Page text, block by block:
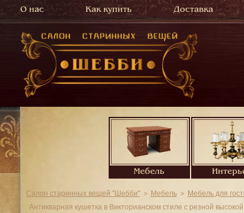
О нас Как купить Доставка
Мебель
Салон старинных вещей "Шебби" Мебель Мебель для
Антикварная кушетка в Викторианском стиле с резной